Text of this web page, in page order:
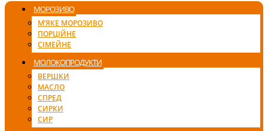
МОРОЗИВО
М’ЯКЕ МОРОЗИВО
ПОРЦІЙНЕ
СІМЕЙНЕ
МОЛОКОПРОДУКТИ
ВЕРШКИ
МАСЛО
СПРЕД
СИРКИ
СИР